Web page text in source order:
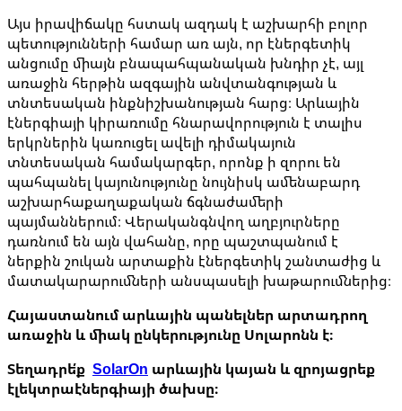
Այս իրավիճակը հստակ ազդակ է աշխարհի բոլոր
պետությունների համար առ այն, որ էներգետիկ
անցումը միայն բնապահպանական խնդիր չէ, այլ
առաջին հերթին ազգային անվտանգության և
տնտեսական ինքնիշխանության հարց։ Արևային
էներգիայի կիրառումը հնարավորություն է տալիս
երկրներին կառուցել ավելի դիմակայուն
տնտեսական համակարգեր, որոնք ի զորու են
պահպանել կայունությունը նույնիսկ ամենաբարդ
աշխարհաքաղաքական ճգնաժամերի
պայմաններում։ Վերականգնվող աղբյուրները
դառնում են այն վահանը, որը պաշտպանում է
ներքին շուկան արտաքին էներգետիկ շանտաժից և
մատակարարումների անսպասելի խաթարումներից։
Հայաստանում արևային պանելներ արտադրող
առաջին և միակ ընկերությունը Սոլարոնն է։
Տեղադրե՛ք SolarOn արևային կայան և զրոյացրեք
էլեկտրաէներգիայի ծախսը։